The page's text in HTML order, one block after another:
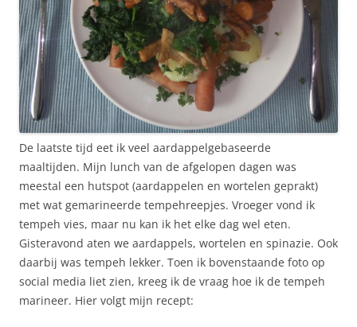
De laatste tijd eet ik veel aardappelgebaseerde
maaltijden. Mijn lunch van de afgelopen dagen was
meestal een hutspot (aardappelen en wortelen geprakt)
met wat gemarineerde tempehreepjes. Vroeger vond ik
tempeh vies, maar nu kan ik het elke dag wel eten.
Gisteravond aten we aardappels, wortelen en spinazie. Ook
daarbij was tempeh lekker. Toen ik bovenstaande foto op
social media liet zien, kreeg ik de vraag hoe ik de tempeh
marineer. Hier volgt mijn recept: